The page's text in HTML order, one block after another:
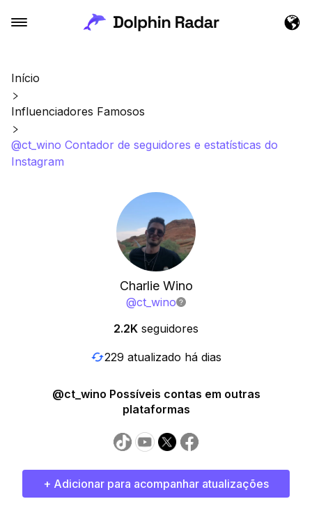
Início
Influenciadores Famosos
@ct_wino Contador de seguidores e estatísticas do
Instagram
Charlie Wino
@ct_wino
2.2K seguidores
229 atualizado há dias
@ct_wino Possíveis contas em outras
plataformas
+ Adicionar para acompanhar atualizações